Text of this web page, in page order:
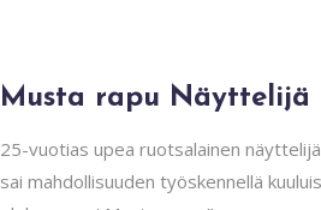
Musta rapu Näyttelijä
25-vuotias upea ruotsalainen
sai mahdollisuuden työskennellä